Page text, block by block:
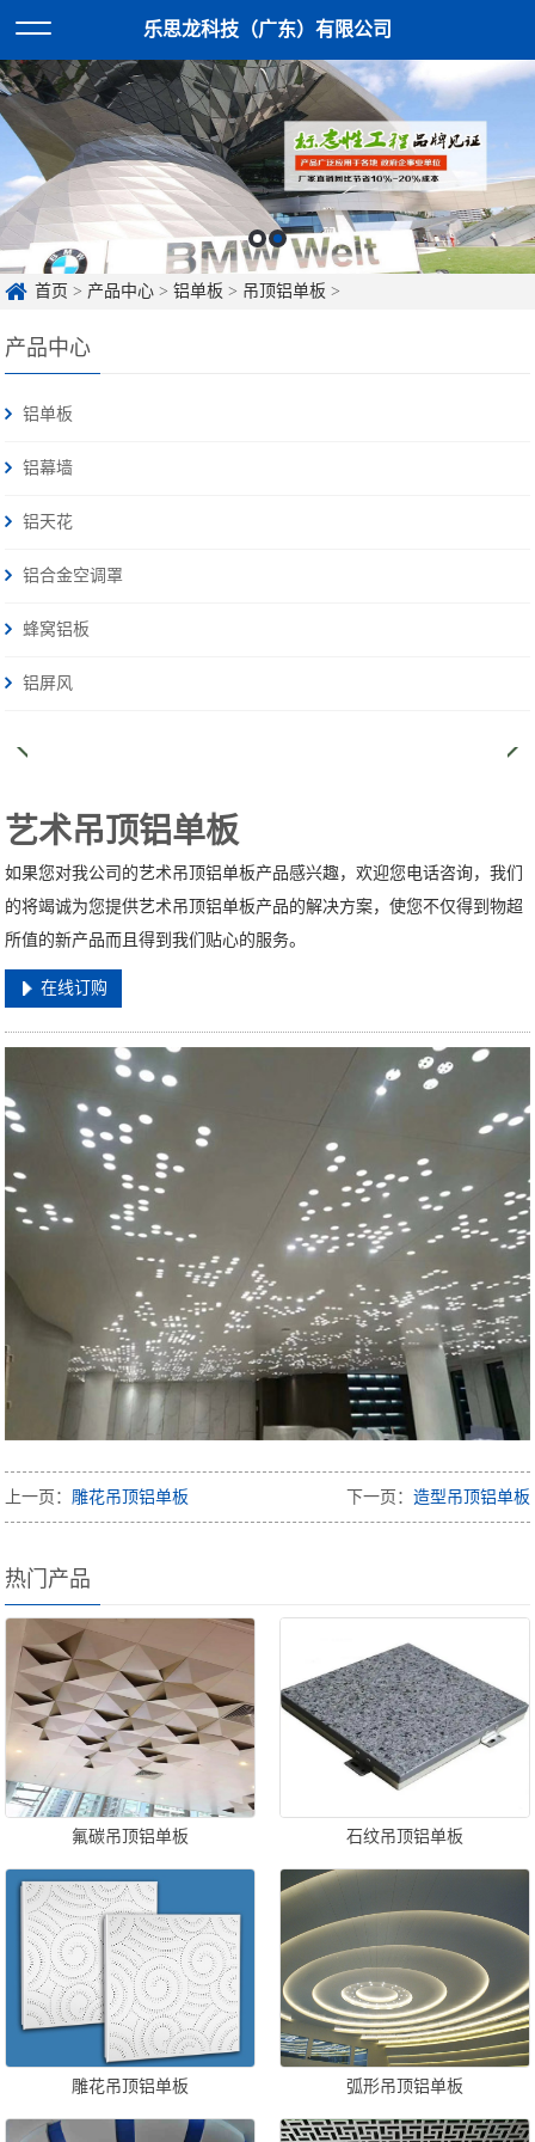
乐思龙科技（广东）有限公司
首页 > 产品中心 >铝单板 > 吊顶铝单板 >
产品中心
铝单板
铝幕墙
铝天花
铝合金空调罩
蜂窝铝板
铝屏风
艺术吊顶铝单板
如果您对我公司的艺术吊顶铝单板产品感兴趣，欢迎您电话咨询，我们
的将竭诚为您提供艺术吊顶铝单板产品的解决方案，使您不仅得到物超
所值的新产品而且得到我们贴心的服务。
在线订购
上一页：雕花吊顶铝单板 下一页： 造型吊顶铝单板
热门产品
氟碳吊顶铝单板 石纹吊顶铝单板
雕花吊顶铝单板 弧形吊顶铝单板